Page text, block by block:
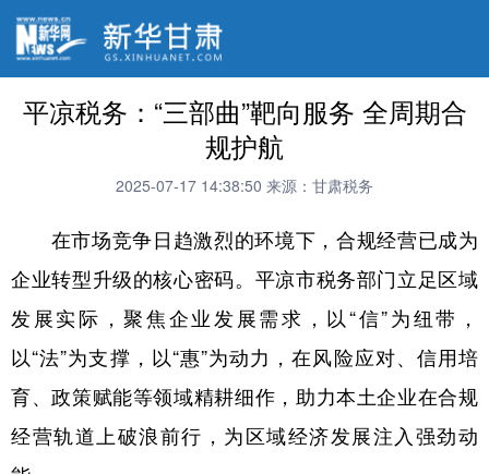
平凉税务：“三部曲”靶向服务 全周期合
规护航
2025-07-17 14:38:50 来源：甘肃税务
在市场竞争日趋激烈的环境下，合规经营已成为
企业转型升级的核心密码。平凉市税务部门立足区域
发展实际，聚焦企业发展需求，以“信”为纽带，
以“法”为支撑，以“惠”为动力，在风险应对、信用培
育、政策赋能等领域精耕细作，助力本土企业在合规
经营轨道上破浪前行，为区域经济发展注入强劲动